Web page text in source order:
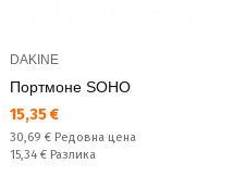
DAKINE
Портмоне SOHO
Текуща цена:
15,35 €
Редовна цена:
30,69 € Редовна цена
Спестявате:
15,34 € Разлика